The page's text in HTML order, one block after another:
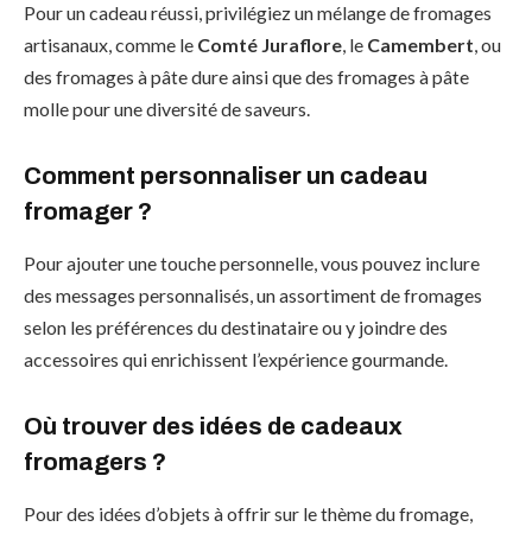
Pour un cadeau réussi, privilégiez un mélange de fromages
artisanaux, comme le Comté Juraflore, le Camembert, ou
des fromages à pâte dure ainsi que des fromages à pâte
molle pour une diversité de saveurs.
Comment personnaliser un cadeau
fromager ?
Pour ajouter une touche personnelle, vous pouvez inclure
des messages personnalisés, un assortiment de fromages
selon les préférences du destinataire ou y joindre des
accessoires qui enrichissent l’expérience gourmande.
Où trouver des idées de cadeaux
fromagers ?
Pour des idées d’objets à offrir sur le thème du fromage,